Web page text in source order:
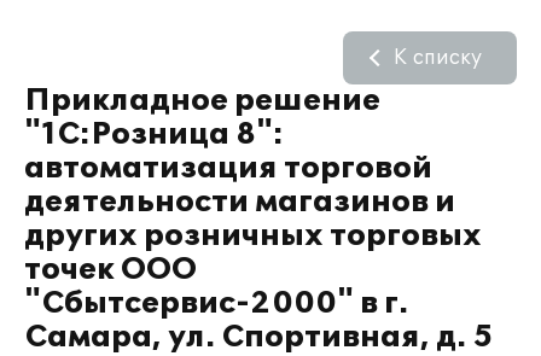
Прикладное решение
"1С:Розница 8":
автоматизация торговой
деятельности магазинов и
других розничных торговых
точек ООО
"Сбытсервис-2000" в г.
Самара, ул. Спортивная, д. 5
К списку